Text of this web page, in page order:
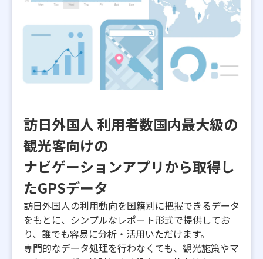
訪日外国人 利用者数国内最大級の
観光客向けの
ナビゲーションアプリから取得し
たGPSデータ
訪日外国人の利用動向を国籍別に把握できるデータ
をもとに、シンプルなレポート形式で提供してお
り、誰でも容易に分析・活用いただけます。
専門的なデータ処理を行わなくても、観光施策やマ